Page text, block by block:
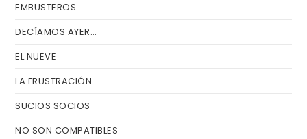
EMBUSTEROS
DECÍAMOS AYER…
EL NUEVE
LA FRUSTRACIÓN
SUCIOS SOCIOS
NO SON COMPATIBLES